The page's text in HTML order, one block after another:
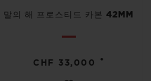
말의 해 프로스티드 카본 42MM
CHF 33,000 •